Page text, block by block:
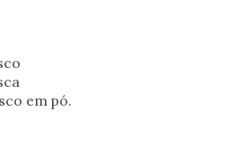
em pó.